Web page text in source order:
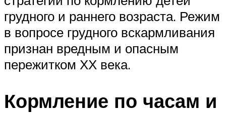
грудного и раннего возраста. Режим
в вопросе грудного вскармливания
признан вредным и опасным
пережитком ХХ века.
Кормление по часам и